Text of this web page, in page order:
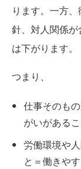
ります。一方
針、対人関係
は下がります。
つまり、
仕事そのも
がいがある
労働環境や
と＝働きや